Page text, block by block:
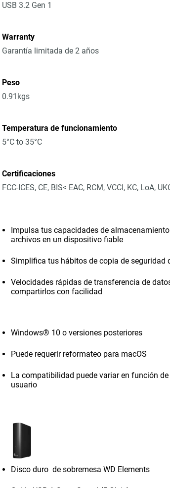
USB 3.2 Gen 1
Warranty
Garantía limitada de 2 años
Peso
0.91kgs
Temperatura de funcionamiento
5°C to 35°C
Certificaciones
FCC-ICES, CE, BIS< EAC, RCM, VCCI, KC, LoA,
Impulsa tus capacidades de
archivos en un dispositivo fiable
Simplifica tus hábitos de copia de
Velocidades rápidas de transferencia de
compartirlos con facilidad
Windows® 10 o versiones posteriores
Puede requerir reformateo para macOS
La compatibilidad puede variar en función
usuario
Disco duro de sobremesa WD Elements